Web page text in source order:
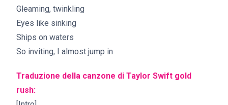
Gleaming, twinkling
Eyes like sinking
Ships on waters
So inviting, I almost jump in
Traduzione della canzone di Taylor Swift gold
rush: